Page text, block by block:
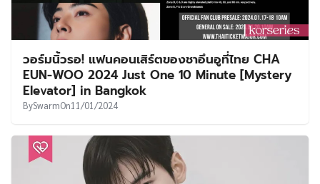
วอร์มนิ้วรอ! แฟนคอนเสิร์ตของชาอึนอูที่ไทย CHA
EUN-WOO 2024 Just One 10 Minute [Mystery
Elevator] in Bangkok
BySwarmOn11/01/2024